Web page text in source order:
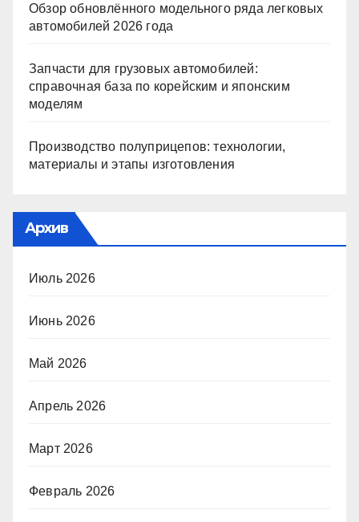
Обзор обновлённого модельного ряда легковых
автомобилей 2026 года
Запчасти для грузовых автомобилей:
справочная база по корейским и японским
моделям
Производство полуприцепов: технологии,
материалы и этапы изготовления
Архив
Июль 2026
Июнь 2026
Май 2026
Апрель 2026
Март 2026
Февраль 2026